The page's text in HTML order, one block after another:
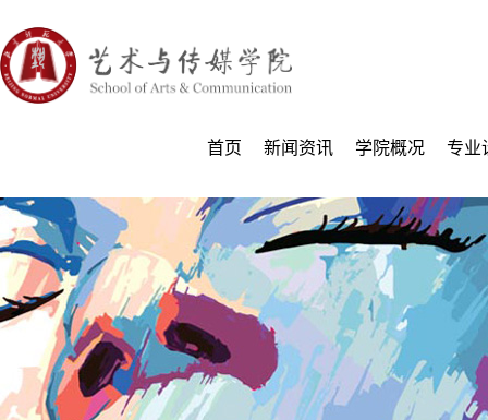
首页 新闻资讯 学院概况 专业